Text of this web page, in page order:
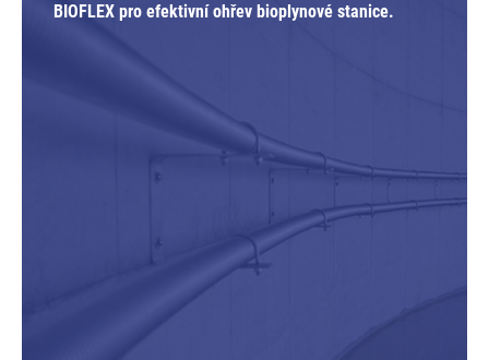
BIOFLEX pro efektivní ohřev bioplynové stanice.